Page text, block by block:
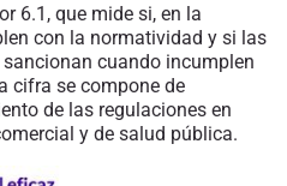
6.1, que mide si, en la
con la normatividad y si las
cuando incumplen
cifra se compone de
de las regulaciones en
y de salud pública.